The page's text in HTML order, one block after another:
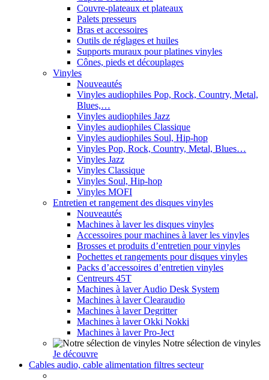
Couvre-plateaux et plateaux
Palets presseurs
Bras et accessoires
Outils de réglages et huiles
Supports muraux pour platines vinyles
Cônes, pieds et découplages
Vinyles
Nouveautés
Vinyles audiophiles Pop, Rock, Country, Metal,
Blues,…
Vinyles audiophiles Jazz
Vinyles audiophiles Classique
Vinyles audiophiles Soul, Hip-hop
Vinyles Pop, Rock, Country, Metal, Blues…
Vinyles Jazz
Vinyles Classique
Vinyles Soul, Hip-hop
Vinyles MOFI
Entretien et rangement des disques vinyles
Nouveautés
Machines à laver les disques vinyles
Accessoires pour machines à laver les vinyles
Brosses et produits d’entretien pour vinyles
Pochettes et rangements pour disques vinyles
Packs d’accessoires d’entretien vinyles
Centreurs 45T
Machines à laver Audio Desk System
Machines à laver Clearaudio
Machines à laver Degritter
Machines à laver Okki Nokki
Machines à laver Pro-Ject
Notre sélection de vinyles
Je découvre
Cables audio, cable alimentation filtres secteur